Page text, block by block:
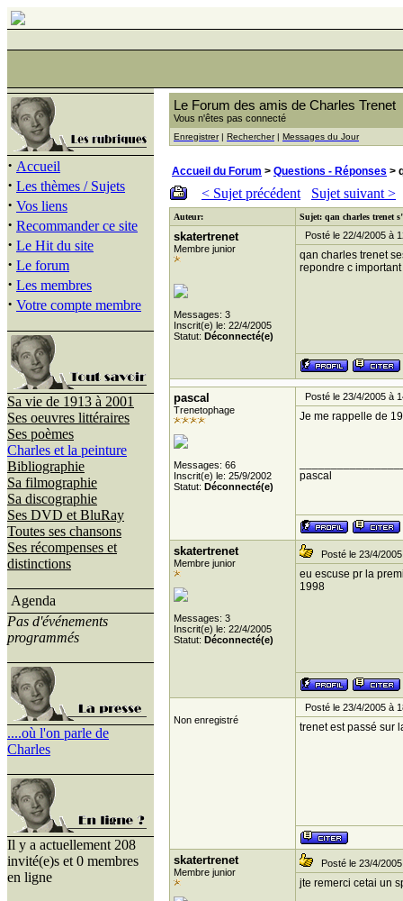
· Accueil
· Les thèmes / Sujets
· Vos liens
· Recommander ce site
· Le Hit du site
· Le forum
· Les membres
· Votre compte membre
Sa vie de 1913 à 2001
Ses oeuvres littéraires
Ses poèmes
Charles et la peinture
Bibliographie
Sa filmographie
Sa discographie
Ses DVD et BluRay
Toutes ses chansons
Ses récompenses et
distinctions
Agenda
Pas d'événements
programmés
....où l'on parle de
Charles
Il y a actuellement 208
invité(e)s et 0 membres
en ligne
Le Forum des amis de Charles Trenet
Vous n'êtes pas connecté
Enregistrer| Rechercher| Messages du Jour
Accueil du Forum > Questions - Réponses >
< Sujet précédent Sujet suivant >
Auteur: Sujet: qan charles trenet
skatertrenet
Membre junior
Messages: 3
Inscrit(e) le: 22/4/2005
Statut: Déconnecté(e)
Posté le 22/4/2005 à
qan charles trenet
repondre c important
pascal
Trenetophage
Messages: 66
Inscrit(e) le: 25/9/2002
Statut: Déconnecté(e)
Posté le 23/4/2005 à
Je me rappelle de
pascal
skatertrenet
Membre junior
Messages: 3
Inscrit(e) le: 22/4/2005
Statut: Déconnecté(e)
Posté le 23/4/
eu escuse pr la
1998
Non enregistré
Posté le 23/4/2005 à
trenet est passé sur
skatertrenet
Membre junior
Posté le 23/4/
jte remerci cetai un